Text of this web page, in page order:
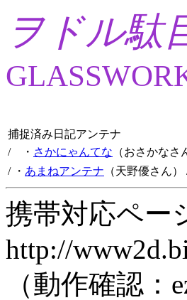
ヲドル駄
捕捉済み日記アンテナ
/ ・ さかにゃんてな （おさかなさ
/ ・ あまねアンテナ （天野優さん）
携帯対応ペー
http://
（動作確認